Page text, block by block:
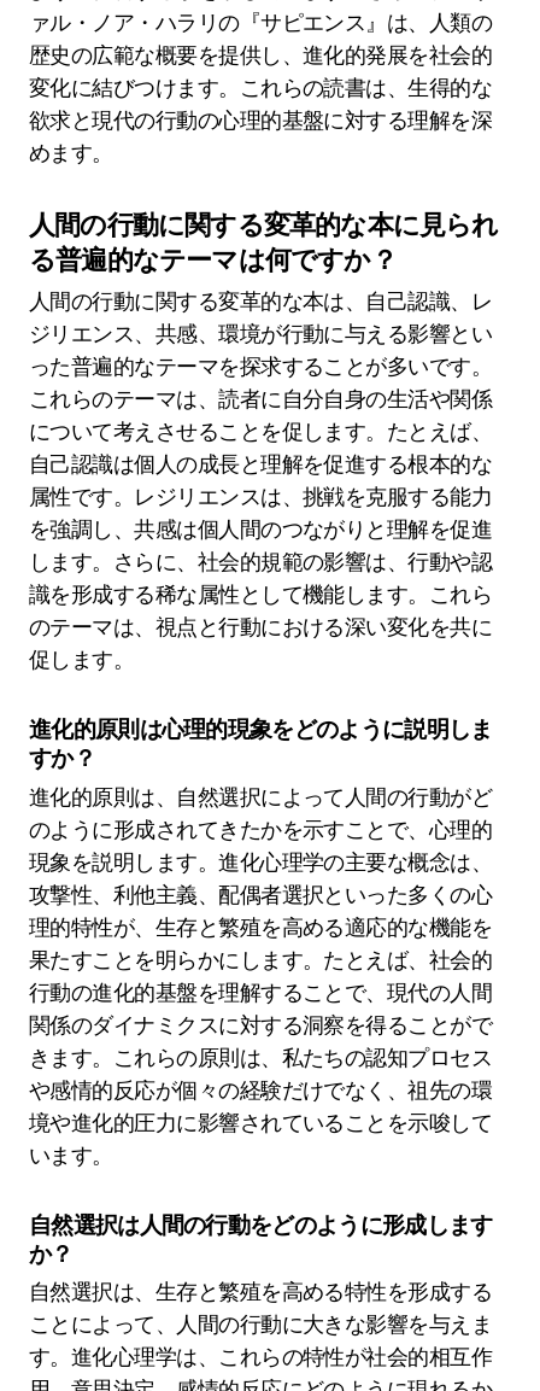
ァル・ノア・ハラリの『サピエンス』は、人類の
歴史の広範な概要を提供し、進化的発展を社会的
変化に結びつけます。これらの読書は、生得的な
欲求と現代の行動の心理的基盤に対する理解を深
めます。
人間の行動に関する変革的な本に見られ
る普遍的なテーマは何ですか？
人間の行動に関する変革的な本は、自己認識、レ
ジリエンス、共感、環境が行動に与える影響とい
った普遍的なテーマを探求することが多いです。
これらのテーマは、読者に自分自身の生活や関係
について考えさせることを促します。たとえば、
自己認識は個人の成長と理解を促進する根本的な
属性です。レジリエンスは、挑戦を克服する能力
を強調し、共感は個人間のつながりと理解を促進
します。さらに、社会的規範の影響は、行動や認
識を形成する稀な属性として機能します。これら
のテーマは、視点と行動における深い変化を共に
促します。
進化的原則は心理的現象をどのように説明しま
すか？
進化的原則は、自然選択によって人間の行動がど
のように形成されてきたかを示すことで、心理的
現象を説明します。進化心理学の主要な概念は、
攻撃性、利他主義、配偶者選択といった多くの心
理的特性が、生存と繁殖を高める適応的な機能を
果たすことを明らかにします。たとえば、社会的
行動の進化的基盤を理解することで、現代の人間
関係のダイナミクスに対する洞察を得ることがで
きます。これらの原則は、私たちの認知プロセス
や感情的反応が個々の経験だけでなく、祖先の環
境や進化的圧力に影響されていることを示唆して
います。
自然選択は人間の行動をどのように形成します
か？
自然選択は、生存と繁殖を高める特性を形成する
ことによって、人間の行動に大きな影響を与えま
す。進化心理学は、これらの特性が社会的相互作